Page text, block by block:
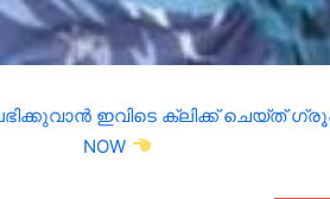
ഇവിടെ ക്ലിക്ക് ചെയ്ത്
NOW